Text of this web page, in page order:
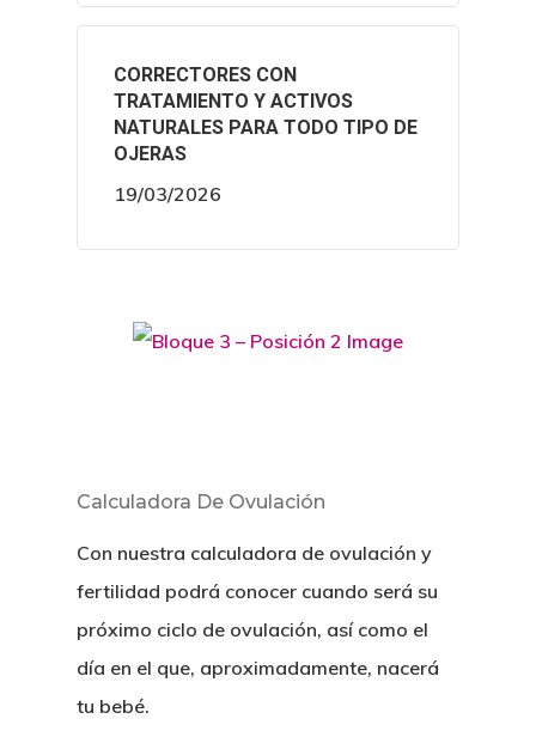
CORRECTORES CON
TRATAMIENTO Y ACTIVOS
NATURALES PARA TODO TIPO DE
OJERAS
19/03/2026
Calculadora De Ovulación
Con nuestra calculadora de ovulación y
fertilidad podrá conocer cuando será su
próximo ciclo de ovulación, así como el
día en el que, aproximadamente, nacerá
tu bebé.